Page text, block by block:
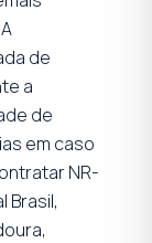
de
a
de
em caso
NR-
Brasil,